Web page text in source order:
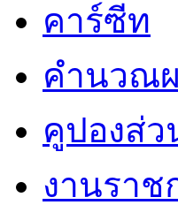
คาร์ซีท
คำนวณ
คูปองส่ว
งานราช